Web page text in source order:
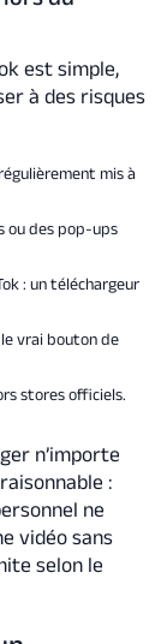
est simple,
à des risques
mis à
ou des pop-ups
: un téléchargeur
vrai bouton de
stores officiels.
n’importe
:
ne
vidéo sans
selon le